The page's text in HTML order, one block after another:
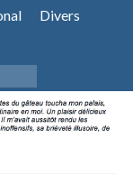
Divers